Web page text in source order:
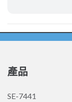
產品
SE-7441